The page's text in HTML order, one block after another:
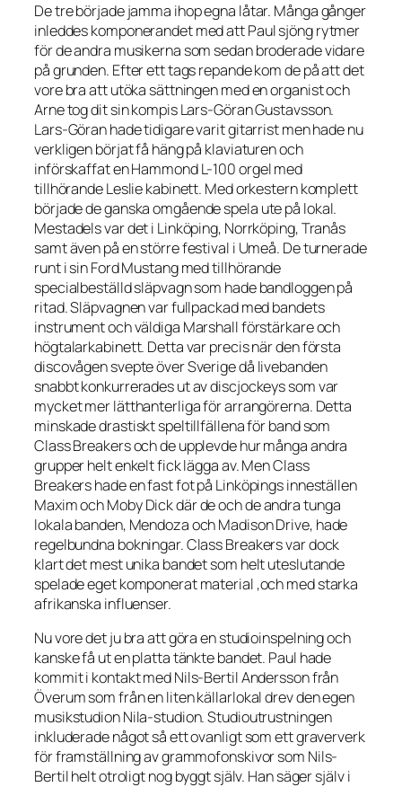
De tre började jamma ihop egna låtar. Många gånger
inleddes komponerandet med att Paul sjöng rytmer
för de andra musikerna som sedan broderade vidare
på grunden. Efter ett tags repande kom de på att det
vore bra att utöka sättningen med en organist och
Arne tog dit sin kompis Lars-Göran Gustavsson.
Lars-Göran hade tidigare varit gitarrist men hade nu
verkligen börjat få häng på klaviaturen och
införskaffat en Hammond L-100 orgel med
tillhörande Leslie kabinett. Med orkestern komplett
började de ganska omgående spela ute på lokal.
Mestadels var det i Linköping, Norrköping, Tranås
samt även på en större festival i Umeå. De turnerade
runt i sin Ford Mustang med tillhörande
specialbeställd släpvagn som hade bandloggen på
ritad. Släpvagnen var fullpackad med bandets
instrument och väldiga Marshall förstärkare och
högtalarkabinett. Detta var precis när den första
discovågen svepte över Sverige då livebanden
snabbt konkurrerades ut av discjockeys som var
mycket mer lätthanterliga för arrangörerna. Detta
minskade drastiskt speltillfällena för band som
Class Breakers och de upplevde hur många andra
grupper helt enkelt fick lägga av. Men Class
Breakers hade en fast fot på Linköpings inneställen
Maxim och Moby Dick där de och de andra tunga
lokala banden, Mendoza och Madison Drive, hade
regelbundna bokningar. Class Breakers var dock
klart det mest unika bandet som helt uteslutande
spelade eget komponerat material ,och med starka
afrikanska influenser.
Nu vore det ju bra att göra en studioinspelning och
kanske få ut en platta tänkte bandet. Paul hade
kommit i kontakt med Nils-Bertil Andersson från
Överum som från en liten källarlokal drev den egen
musikstudion Nila-studion. Studioutrustningen
inkluderade något så ett ovanligt som ett graververk
för framställning av grammofonskivor som Nils-
Bertil helt otroligt nog byggt själv. Han säger själv i